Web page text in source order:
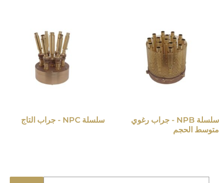
سلسلة NPB - جراب رغوي
متوسط الحجم
سلسلة NPC - جراب التاج